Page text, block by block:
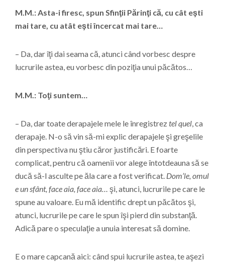
M.M.: Asta-i firesc, spun Sfinţii Părinţi că, cu cât eşti
mai tare, cu atât eşti încercat mai tare…
– Da, dar îţi dai seama că, atunci când vorbesc despre
lucrurile astea, eu vorbesc din poziţia unui păcătos…
M.M.: Toţi suntem…
– Da, dar toate derapajele mele le înregistreztel quel, ca
derapaje. N-o să vin să-mi explic derapajele şi greşelile
din perspectiva nu ştiu căror justificări. E foarte
complicat, pentru că oamenii vor alege întotdeauna să se
ducă să-l asculte pe ăla care a fost verificat. Dom’le, omul
e un sfânt, face aia, face aia… şi, atunci, lucrurile pe care le
spune au valoare. Eu mă identific drept un păcătos şi,
atunci, lucrurile pe care le spun îşi pierd din substanţă.
Adică pare o speculaţie a unuia interesat să domine.
E o mare capcană aici: când spui lucrurile astea, te aşezi